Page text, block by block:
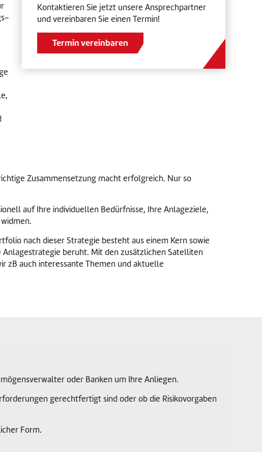
Kontaktieren Sie jetzt unsere Ansprechpartner
und vereinbaren Sie einen Termin!
Termin vereinbaren
Zusammensetzung macht erfolgreich. Nur so
auf Ihre individuellen Bedürfnisse, Ihre Anlageziele,
nach dieser Strategie besteht aus einem Kern sowie
beruht. Mit den zusätzlichen Satelliten
zB auch interessante Themen und aktuelle
oder Banken um Ihre Anliegen.
gerechtfertigt sind oder ob die Risikovorgaben
Form.